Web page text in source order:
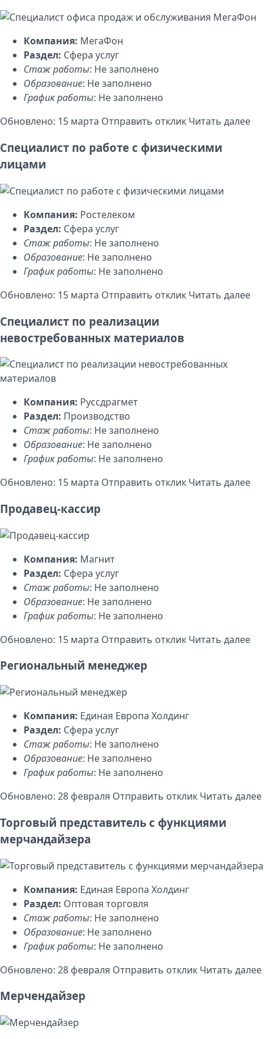
Компания: МегаФон
Раздел: Сфера услуг
Стаж работы: Не заполнено
Образование: Не заполнено
График работы: Не заполнено
Обновлено: 15 марта Отправить отклик Читать далее
Специалист по работе с физическими
лицами
Компания: Ростелеком
Раздел: Сфера услуг
Стаж работы: Не заполнено
Образование: Не заполнено
График работы: Не заполнено
Обновлено: 15 марта Отправить отклик Читать далее
Специалист по реализации
невостребованных материалов
Компания: Руссдрагмет
Раздел: Производство
Стаж работы: Не заполнено
Образование: Не заполнено
График работы: Не заполнено
Обновлено: 15 марта Отправить отклик Читать далее
Продавец-кассир
Компания: Магнит
Раздел: Сфера услуг
Стаж работы: Не заполнено
Образование: Не заполнено
График работы: Не заполнено
Обновлено: 15 марта Отправить отклик Читать далее
Региональный менеджер
Компания: Единая Европа Холдинг
Раздел: Сфера услуг
Стаж работы: Не заполнено
Образование: Не заполнено
График работы: Не заполнено
Обновлено: 28 февраля Отправить отклик Читать далее
Торговый представитель с функциями
мерчандайзера
Компания: Единая Европа Холдинг
Раздел: Оптовая торговля
Стаж работы: Не заполнено
Образование: Не заполнено
График работы: Не заполнено
Обновлено: 28 февраля Отправить отклик Читать далее
Мерчендайзер